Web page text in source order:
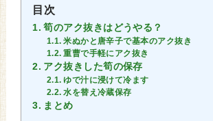
目次
筍のアク抜きはどうやる？
米ぬかと唐辛子で基本のアク抜き
重曹で手軽にアク抜き
アク抜きした筍の保存
ゆで汁に浸けて冷ます
水を替え冷蔵保存
まとめ